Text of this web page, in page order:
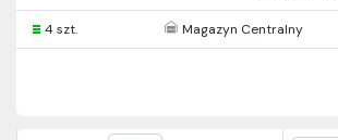
4 szt. Magazyn Centralny